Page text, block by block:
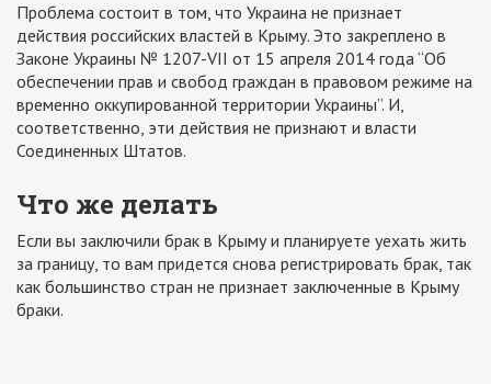
Проблема состоит в том, что Украина не признает
действия российских властей в Крыму. Это закреплено в
Законе Украины № 1207-VII от 15 апреля 2014 года “Об
обеспечении прав и свобод граждан в правовом режиме на
временно оккупированной территории Украины”. И,
соответственно, эти действия не признают и власти
Соединенных Штатов.
Что же делать
Если вы заключили брак в Крыму и планируете уехать жить
за границу, то вам придется снова регистрировать брак, так
как большинство стран не признает заключенные в Крыму
браки.